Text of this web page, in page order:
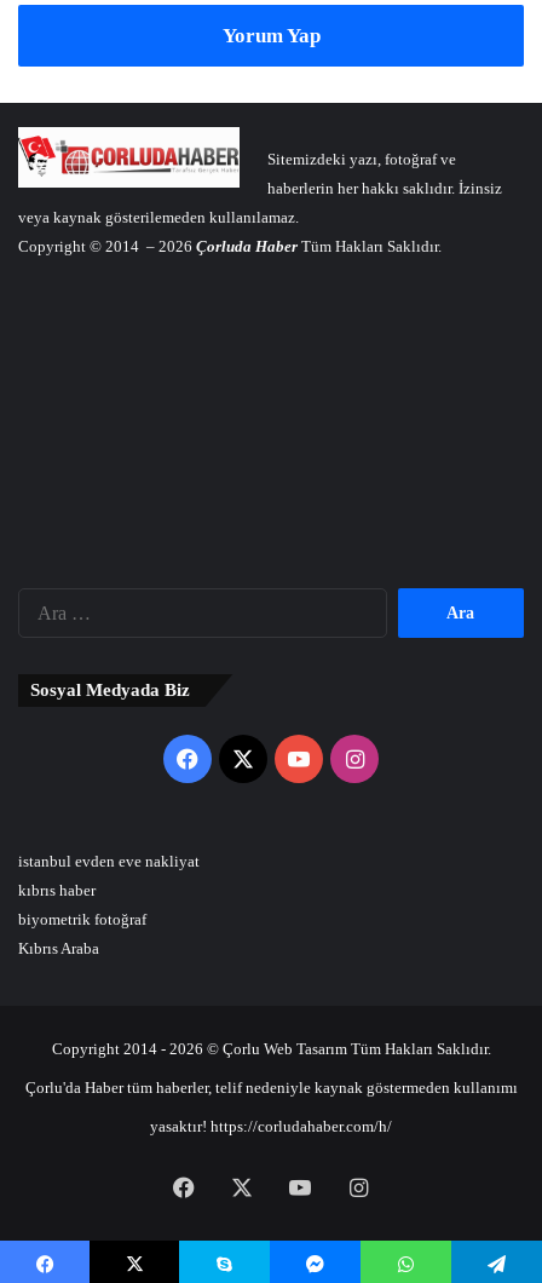
Yorum Yap
Sitemizdeki yazı, fotoğraf ve
haberlerin her hakkı saklıdır. İzinsiz
veya kaynak gösterilemeden kullanılamaz.
Copyright © 2014 – 2026 Çorluda Haber Tüm Hakları Saklıdır.
Sosyal Medyada Biz
Facebook
X YouTubeInstagram
istanbul evden eve nakliyat
kıbrıs haber
biyometrik fotoğraf
Kıbrıs Araba
Copyright 2014 - 2026 © Çorlu Web Tasarım Tüm Hakları Saklıdır.
Çorlu'da Haber tüm haberler, telif nedeniyle kaynak göstermeden kullanımı
yasaktır! https://corludahaber.com/h/
Facebook YouTubeInstagram